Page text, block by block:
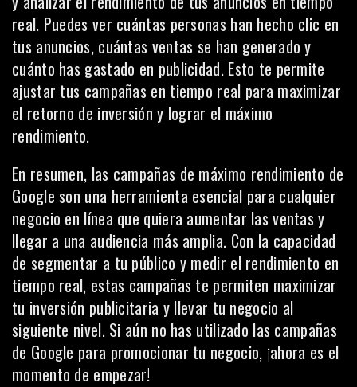
real. Puedes ver cuántas personas han hecho clic en
tus anuncios, cuántas ventas se han generado y
cuánto has gastado en publicidad. Esto te permite
ajustar tus campañas en tiempo real para maximizar
el retorno de inversión y lograr el máximo
rendimiento.
En resumen, las campañas de máximo rendimiento de
Google son una herramienta esencial para cualquier
negocio en línea que quiera aumentar las ventas y
llegar a una audiencia más amplia. Con la capacidad
de segmentar a tu público y medir el rendimiento en
tiempo real, estas campañas te permiten maximizar
tu inversión publicitaria y llevar tu negocio al
siguiente nivel. Si aún no has utilizado las campañas
de Google para promocionar tu negocio, ¡ahora es el
momento de empezar!